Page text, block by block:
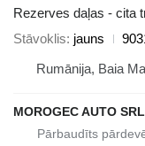
Rezerves daļas - cita
Stāvoklis jauns
Rumānija, Baia
MOROGEC AUTO SRL